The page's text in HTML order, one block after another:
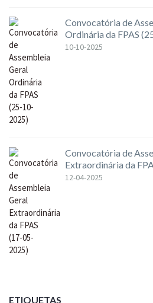
Convocatória de
Ordinária da FPAS
10-10-2025
Convocatória de
Extraordinária da
12-04-2025
ETIQUETAS